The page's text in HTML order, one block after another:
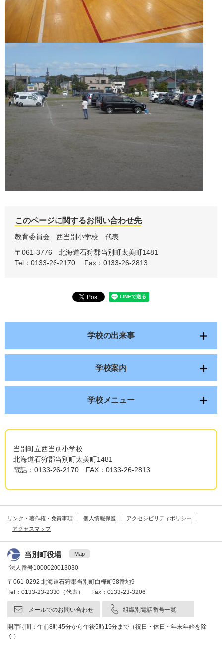
このページに関するお問い合わせ先
教育委員会 西当別小学校
代表
〒061-3776
北海道石狩郡当別町太美町1481
Tel：0133-26-2170
Fax：0133-26-2813
学校の出来事
学校案内
学校メニュー
当別町立西当別小学校
北海道石狩郡当別町太美町1481
電話：0133-26-2170 FAX：0133-26-2813
リンク・著作権・免責事項 個人情報保護
アクセシビリティポリシー
アクセスマップ
当別町役場 Map
法人番号1000020013030
〒061-0292 北海道石狩郡当別町白樺町58番地9
Tel：0133-23-2330（代表） Fax：0133-23-3206
メールでのお問い合わせ 組織別電話番号一覧
開庁時間：午前8時45分から午後5時15分まで（祝日・休日・年末年始を除
く）